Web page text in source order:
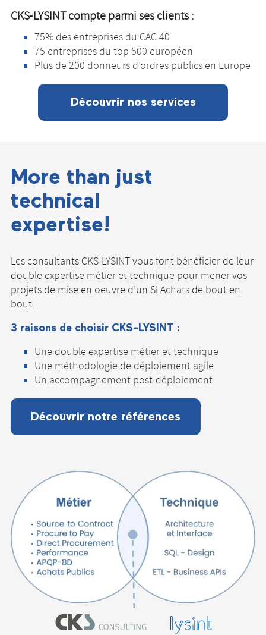
CKS-LYSINT compte parmi ses clients :
75% des entreprises du CAC 40
75 entreprises du top 500 européen
Plus de 200 donneurs d’ordres publics en Europe
Découvrir nos services
More than just
technical
expertise!
Les consultants CKS-LYSINT vous font bénéficier de leur
double expertise métier et technique pour mener vos
projets de mise en oeuvre d’un SI Achats de bout en
bout.
3 raisons de choisir CKS-LYSINT :
Une double expertise métier et technique
Une méthodologie de déploiement agile
Un accompagnement post-déploiement
Découvrir notre références